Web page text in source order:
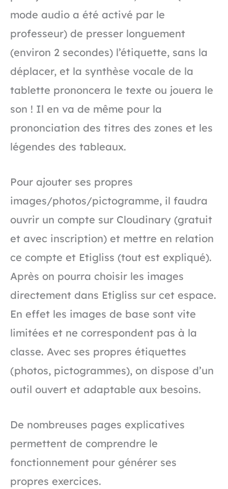
mode audio a été activé par le
professeur) de presser longuement
(environ 2 secondes) l’étiquette, sans la
déplacer, et la synthèse vocale de la
tablette prononcera le texte ou jouera le
son ! Il en va de même pour la
prononciation des titres des zones et les
légendes des tableaux.
Pour ajouter ses propres
images/photos/pictogramme, il faudra
ouvrir un compte sur Cloudinary (gratuit
et avec inscription) et mettre en relation
ce compte et Etigliss (tout est expliqué).
Après on pourra choisir les images
directement dans Etigliss sur cet espace.
En effet les images de base sont vite
limitées et ne correspondent pas à la
classe. Avec ses propres étiquettes
(photos, pictogrammes), on dispose d’un
outil ouvert et adaptable aux besoins.
De nombreuses pages explicatives
permettent de comprendre le
fonctionnement pour générer ses
propres exercices.